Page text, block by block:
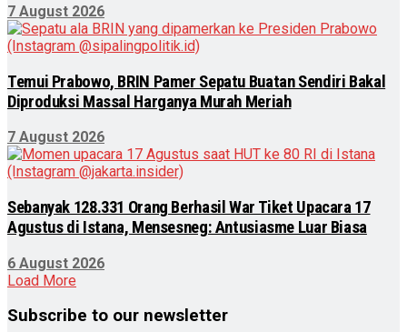
7 August 2026
Temui Prabowo, BRIN Pamer Sepatu Buatan Sendiri Bakal
Diproduksi Massal Harganya Murah Meriah
7 August 2026
Sebanyak 128.331 Orang Berhasil War Tiket Upacara 17
Agustus di Istana, Mensesneg: Antusiasme Luar Biasa
6 August 2026
Load More
Subscribe to our newsletter